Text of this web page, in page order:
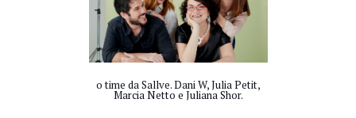
o time da Sallve. Dani W, Julia Petit,
Marcia Netto e Juliana Shor.